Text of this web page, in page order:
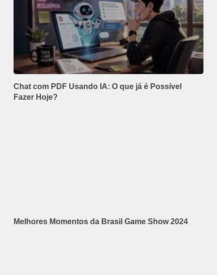
Chat com PDF Usando IA: O que já é Possível
Fazer Hoje?
Melhores Momentos da Brasil Game Show 2024